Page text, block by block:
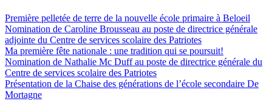
Première pelletée de terre de la nouvelle école primaire à Beloeil
Nomination de Caroline Brousseau au poste de directrice générale
adjointe du Centre de services scolaire des Patriotes
Ma première fête nationale : une tradition qui se poursuit!
Nomination de Nathalie Mc Duff au poste de directrice générale du
Centre de services scolaire des Patriotes
Présentation de la Chaise des générations de l’école secondaire De
Mortagne